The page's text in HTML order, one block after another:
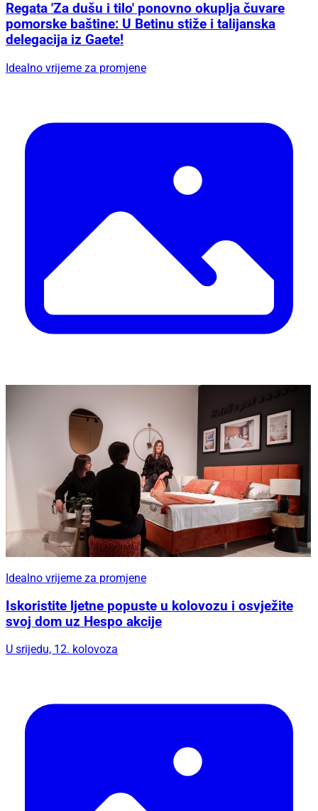
Regata 'Za dušu i tilo' ponovno okuplja čuvare
pomorske baštine: U Betinu stiže i talijanska
delegacija iz Gaete!
Idealno vrijeme za promjene
Idealno vrijeme za promjene
Iskoristite ljetne popuste u kolovozu i osvježite
svoj dom uz Hespo akcije
U srijedu, 12. kolovoza